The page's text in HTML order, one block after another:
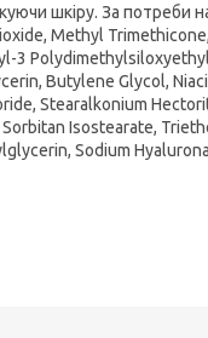
шкіру. За потреби
Methyl
3
Butylene Glycol,
Stearalkonium
Isostearate,
Sodium